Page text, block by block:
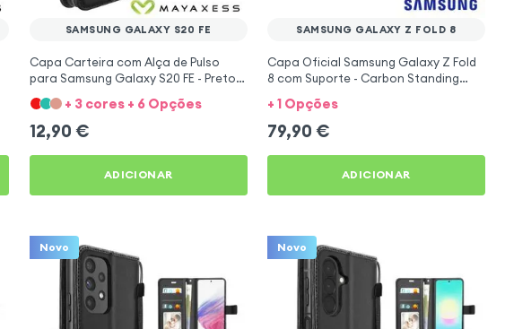
SAMSUNG GALAXY S20 FE
Capa Carteira com Alça de Pulso
para Samsung Galaxy S20 FE - Preto
Mayaxess
+ 3 cores + 6 Opções
12,90 €
ADICIONAR
SAMSUNG GALAXY Z FOLD 8
Capa Oficial Samsung Galaxy Z Fold
8 com Suporte - Carbon Standing
+ 1 Opções
79,90 €
ADICIONAR
Novo Novo